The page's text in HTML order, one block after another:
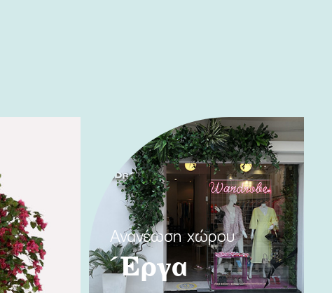
Ανανέωση χώρου
Έργα